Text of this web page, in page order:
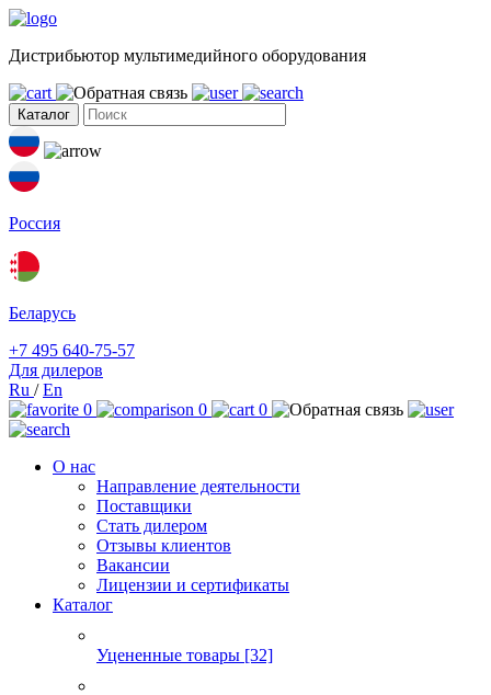
Дистрибьютор мультимедийного оборудования
Каталог
Россия
Беларусь
+7 495 640-75-57
Для дилеров
Ru /En
0
0 0
О нас
Направление деятельности
Поставщики
Стать дилером
Отзывы клиентов
Вакансии
Лицензии и сертификаты
Каталог
Уцененные товары [32]